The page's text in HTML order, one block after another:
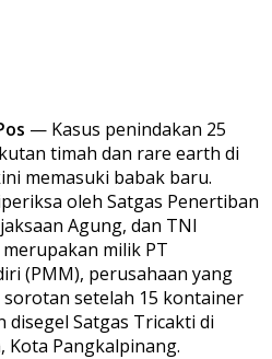
— Kasus penindakan 25
timah dan rare earth di
memasuki babak baru.
oleh Satgas Penertiban
Agung, dan TNI
milik PT
(PMM), perusahaan yang
setelah 15 kontainer
Satgas Tricakti di
Kota Pangkalpinang.